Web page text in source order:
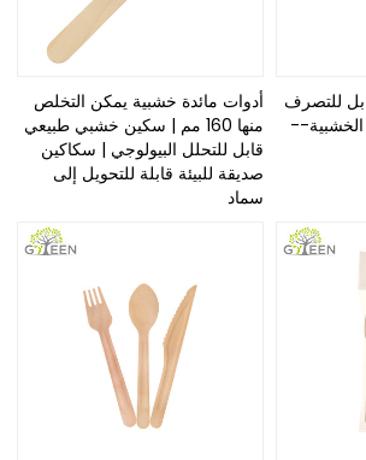
للتصرف
الخشبية--
أدوات مائدة خشبية يمكن التخلص
منها 160 مم | سكين خشبي طبيعي
قابل للتحلل البيولوجي | سكاكين
صديقة للبيئة قابلة للتحويل إلى
سماد